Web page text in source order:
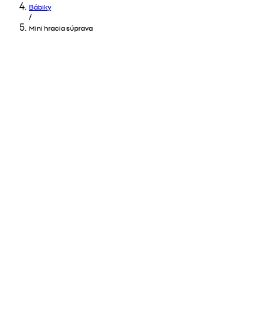
Bábiky
/
Mini hracia súprava